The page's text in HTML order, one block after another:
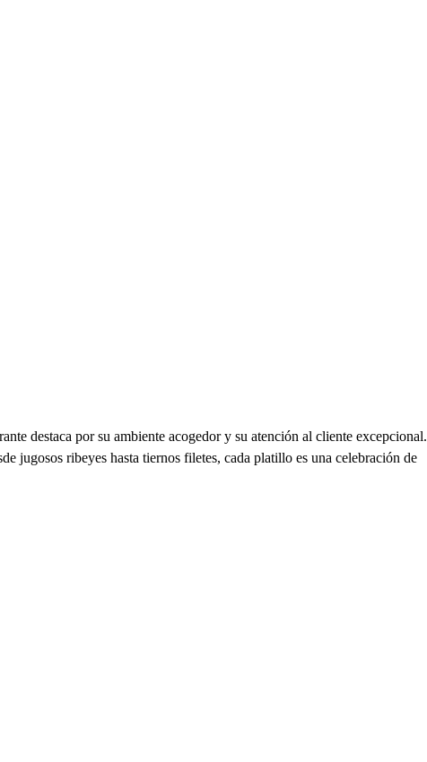
destaca por su ambiente acogedor y su atención al cliente excepcional.
jugosos ribeyes hasta tiernos filetes, cada platillo es una celebración de